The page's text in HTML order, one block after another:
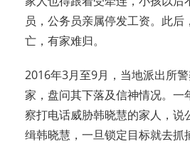
员，公务员亲属停发工资。此后
亡，有家难归。
2016年3月至9月，当地派出所
家，盘问其下落及信神情况。一
察打电话威胁韩晓慧的家人，说
缉韩晓慧，一旦锁定目标就去抓